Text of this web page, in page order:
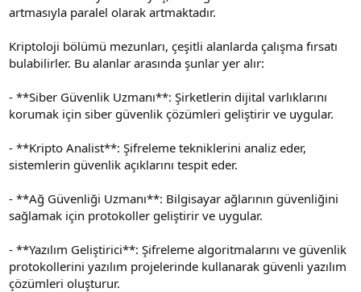
artmasıyla paralel olarak artmaktadır.
Kriptoloji bölümü mezunları, çeşitli alanlarda çalışma fırsatı
bulabilirler. Bu alanlar arasında şunlar yer alır:
- **Siber Güvenlik Uzmanı**: Şirketlerin dijital varlıklarını
korumak için siber güvenlik çözümleri geliştirir ve uygular.
- **Kripto Analist**: Şifreleme tekniklerini analiz eder,
sistemlerin güvenlik açıklarını tespit eder.
- **Ağ Güvenliği Uzmanı**: Bilgisayar ağlarının güvenliğini
sağlamak için protokoller geliştirir ve uygular.
- **Yazılım Geliştirici**: Şifreleme algoritmalarını ve güvenlik
protokollerini yazılım projelerinde kullanarak güvenli yazılım
çözümleri oluşturur.